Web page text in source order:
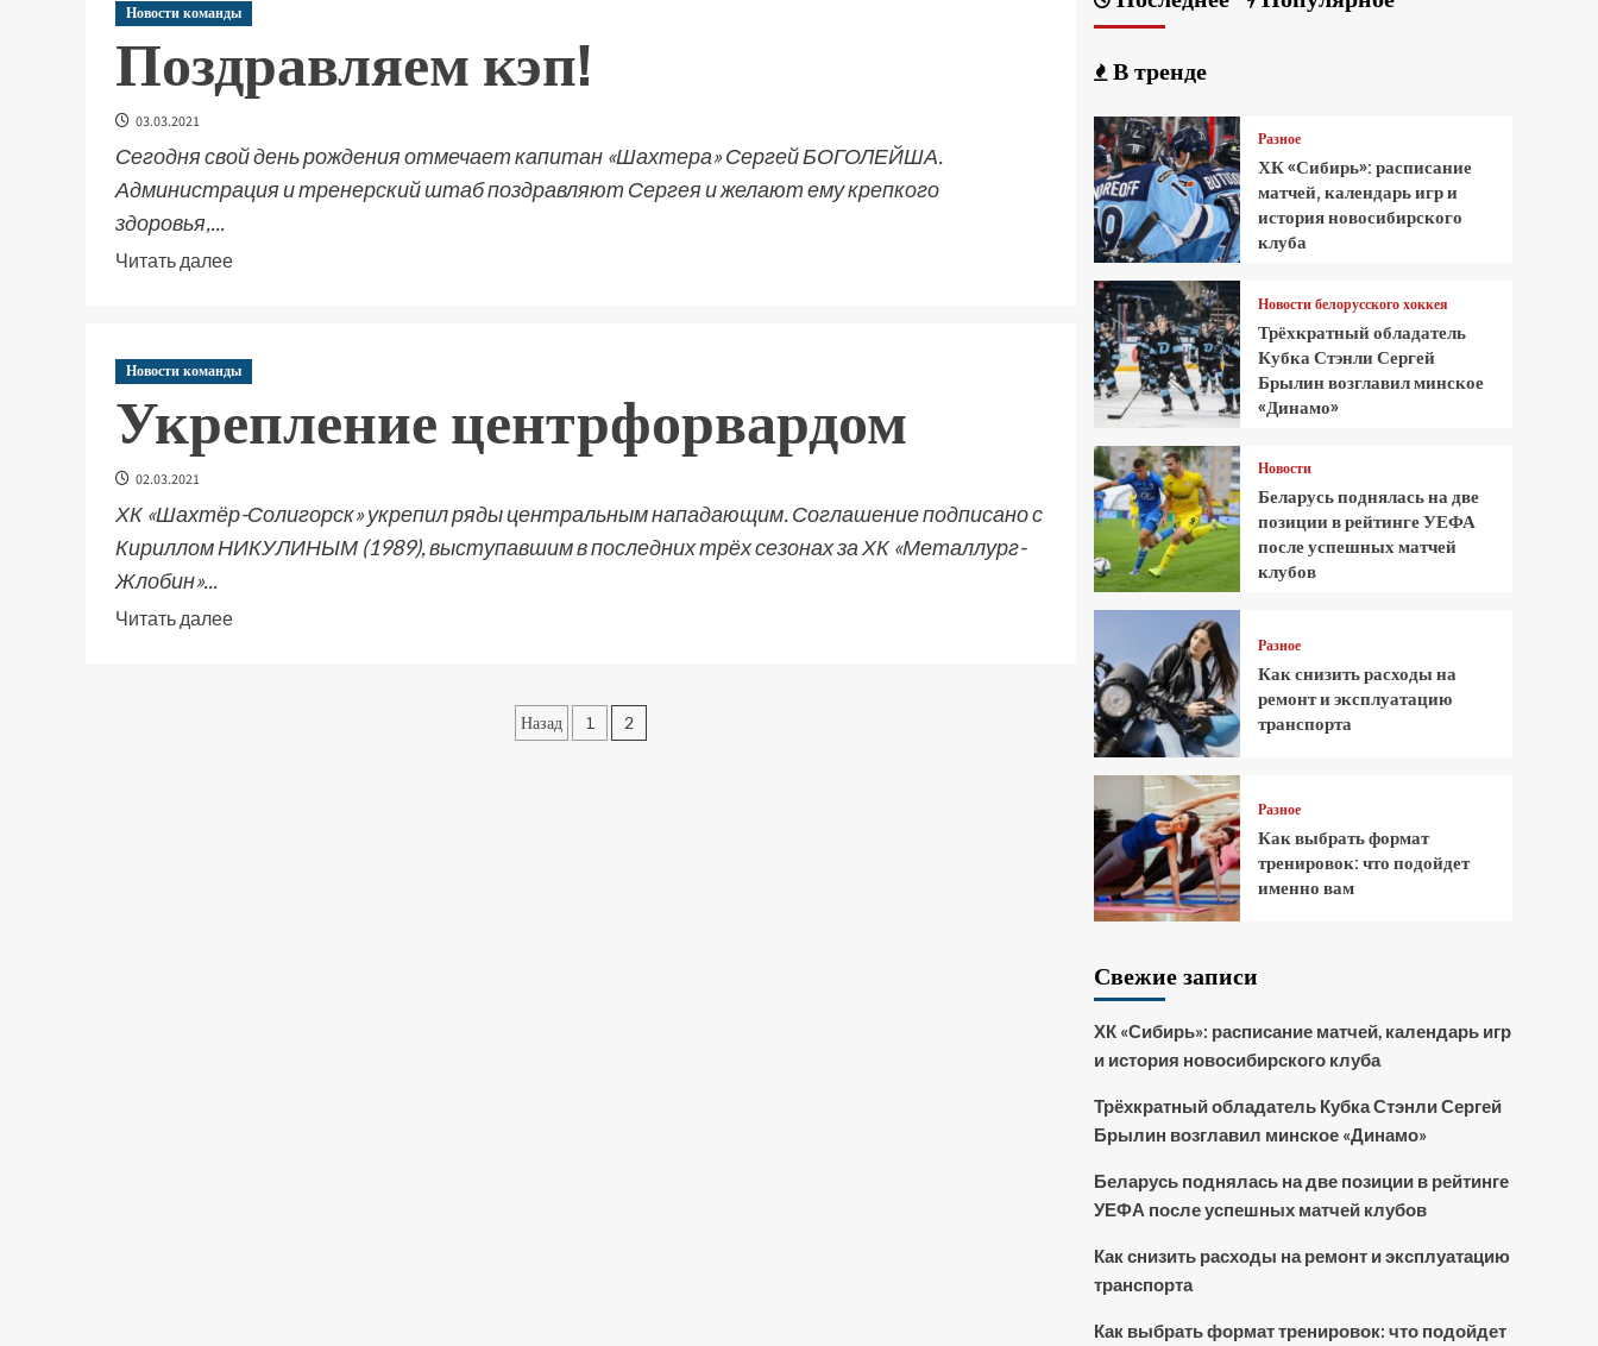
Новости команды
Поздравляем кэп!
03.03.2021
Сегодня свой день рождения отмечает капитан «Шахтера» Сергей БОГОЛЕЙША.
Администрация и тренерский штаб поздравляют Сергея и желают ему крепкого
здоровья,...
Читать далее
Новости команды
Укрепление центрфорвардом
02.03.2021
ХК «Шахтёр-Солигорск» укрепил ряды центральным нападающим. Соглашение подписано с
Кириллом НИКУЛИНЫМ (1989), выступавшим в последних трёх сезонах за ХК «Металлург-
Жлобин»...
Читать далее
Назад 1 2
В тренде
Разное
ХК «Сибирь»: расписание
матчей, календарь игр и
история новосибирского
клуба
Новости белорусского хоккея
Трёхкратный обладатель
Кубка Стэнли Сергей
Брылин возглавил минское
«Динамо»
Новости
Беларусь поднялась на две
позиции в рейтинге УЕФА
после успешных матчей
клубов
Разное
Как снизить расходы на
ремонт и эксплуатацию
транспорта
Разное
Как выбрать формат
тренировок: что подойдет
именно вам
Свежие записи
ХК «Сибирь»: расписание матчей, календарь игр
и история новосибирского клуба
Трёхкратный обладатель Кубка Стэнли Сергей
Брылин возглавил минское «Динамо»
Беларусь поднялась на две позиции в рейтинге
УЕФА после успешных матчей клубов
Как снизить расходы на ремонт и эксплуатацию
транспорта
Как выбрать формат тренировок: что подойдет